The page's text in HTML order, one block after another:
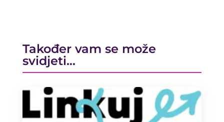
Također vam se može
svidjeti…